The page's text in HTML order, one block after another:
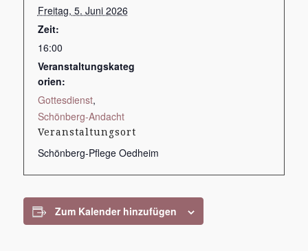
Freitag, 5. Juni 2026
Zeit:
16:00
Veranstaltungskateg
orien:
Gottesdienst,
Schönberg-Andacht
Veranstaltungsort
Schönberg-Pflege Oedheim
Zum Kalender hinzufügen